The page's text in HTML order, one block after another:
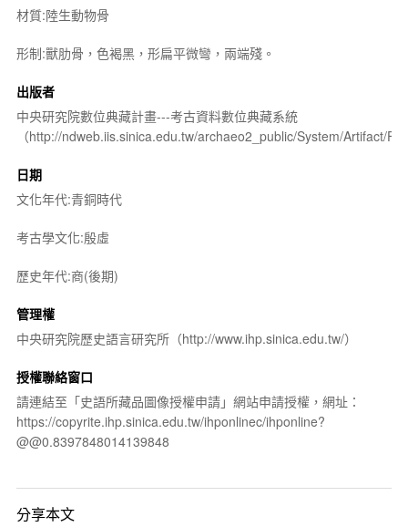
材質:陸生動物骨
形制:獸肋骨，色褐黑，形扁平微彎，兩端殘。
出版者
中央研究院數位典藏計畫---考古資料數位典藏系統
（http://ndweb.iis.sinica.edu.tw/archaeo2_public/System/Artifact/
日期
文化年代:青銅時代
考古學文化:殷虛
歷史年代:商(後期)
管理權
中央研究院歷史語言研究所（http://www.ihp.sinica.edu.tw/）
授權聯絡窗口
請連結至「史語所藏品圖像授權申請」網站申請授權，網址：
https://copyrite.ihp.sinica.edu.tw/ihponlinec/ihponline?
@@0.8397848014139848
分享本文